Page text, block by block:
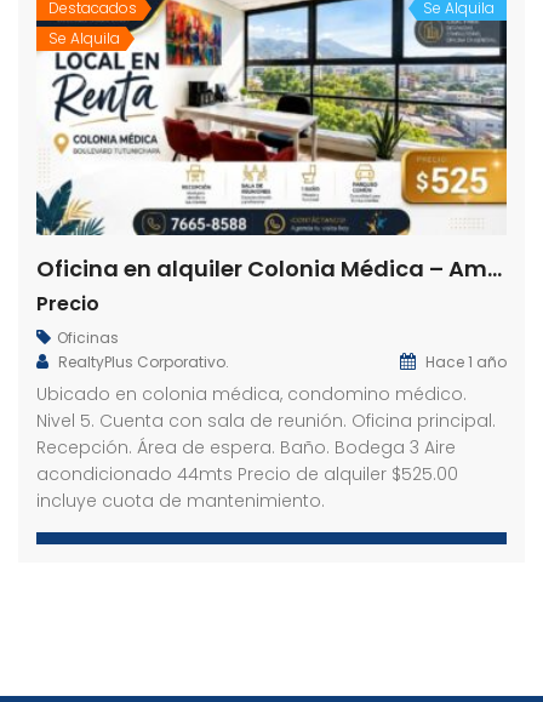
Destacados
Se Alquila
Se Alquila
Oficina en alquiler Colonia Médica – Amueblada
Precio
Oficinas
RealtyPlus Corporativo.
Hace 1 año
Ubicado en colonia médica, condomino médico.
Nivel 5. Cuenta con sala de reunión. Oficina principal.
Recepción. Área de espera. Baño. Bodega 3 Aire
acondicionado 44mts Precio de alquiler $525.00
incluye cuota de mantenimiento.
Terreno en venta Lomas de Santa Elena Sur
K
Lomas de Santa Elena Sur
Terreno en venta Antiguo Cuscatlán
Precio